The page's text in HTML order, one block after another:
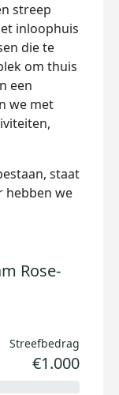
streep
inloophuis
die te
om thuis
een
we met
staat
hebben we
Rose-
Streefbedrag
€1.000